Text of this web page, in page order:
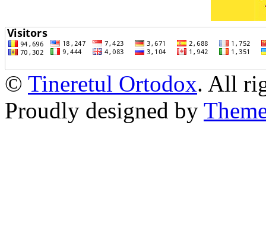
© Tineretul Ortodox. All
Proudly designed by